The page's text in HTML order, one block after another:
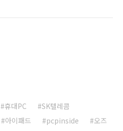
휴대PC
SK텔레콤
아이패드 pcpinside
오즈